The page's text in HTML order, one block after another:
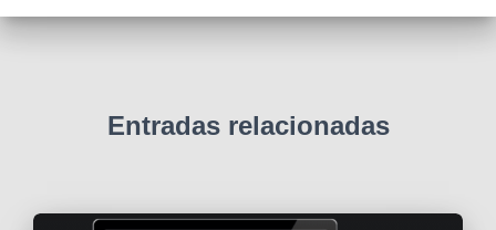
Entradas relacionadas